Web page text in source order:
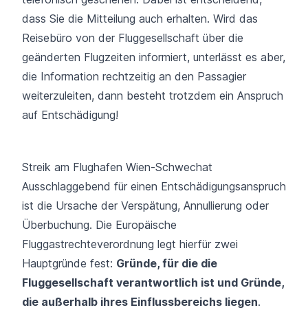
dass Sie die Mitteilung auch erhalten. Wird das
Reisebüro von der Fluggesellschaft über die
geänderten Flugzeiten informiert, unterlässt es aber,
die Information rechtzeitig an den Passagier
weiterzuleiten, dann besteht trotzdem ein Anspruch
auf Entschädigung!
Streik am Flughafen Wien-Schwechat
Ausschlaggebend für einen Entschädigungsanspruch
ist die Ursache der Verspätung, Annullierung oder
Überbuchung. Die Europäische
Fluggastrechteverordnung legt hierfür zwei
Hauptgründe fest: Gründe, für die die
Fluggesellschaft verantwortlich ist und Gründe,
die außerhalb ihres Einflussbereichs liegen.